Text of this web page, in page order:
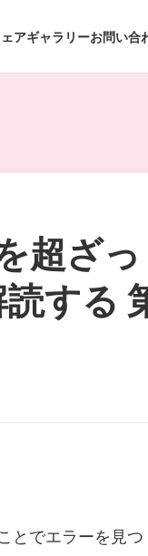
アギャラリーお問い合
超ざっ
する
とでエラーを見つ